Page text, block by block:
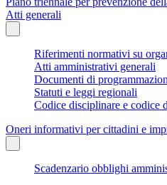
Atti generali
Riferimenti normativi su
Atti amministrativi generali
Documenti di
Statuti e leggi regionali
Codice disciplinare e codice
Oneri informativi per cittadini e
Scadenzario obblighi